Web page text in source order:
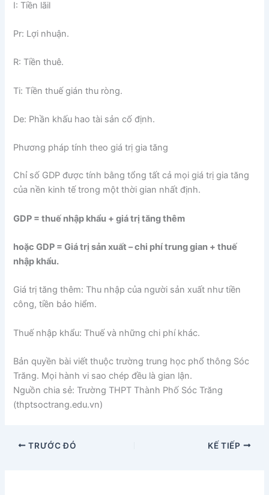
I: Tiền lãil
Pr: Lợi nhuận.
R: Tiền thuê.
Ti: Tiền thuế gián thu ròng.
De: Phần khấu hao tài sản cố định.
Phương pháp tính theo giá trị gia tăng
Chỉ số GDP được tính bằng tổng tất cả mọi giá trị gia tăng
của nền kinh tế trong một thời gian nhất định.
GDP = thuế nhập khẩu + giá trị tăng thêm
hoặc GDP = Giá trị sản xuất – chi phí trung gian + thuế
nhập khẩu.
Giá trị tăng thêm: Thu nhập của người sản xuất như tiền
công, tiền bảo hiểm.
Thuế nhập khẩu: Thuế và những chi phí khác.
Bản quyền bài viết thuộc trường trung học phổ thông Sóc
Trăng. Mọi hành vi sao chép đều là gian lận.
Nguồn chia sẻ: Trường THPT Thành Phố Sóc Trăng
(thptsoctrang.edu.vn)
TRƯỚC ĐÓ KẾ TIẾP